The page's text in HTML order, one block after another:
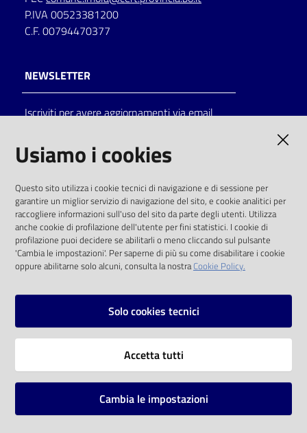
Catalogo
on line
Eventi
Chiedi al
bibliotecario
P.IVA 00523381200
C.F. 00794470377
NEWSLETTER
Iscriviti per avere aggiornamenti via email
solo alle condizioni previste dalla direttiva
comunitaria 2003/98/CE e dal d.lgs. 36/2006
SOCIAL
Instagram
Vai alla pagina
Mappa del sito
Usiamo i cookies
Questo sito utilizza i cookie tecnici di navigazione e di sessione per
garantire un miglior servizio di navigazione del sito, e cookie analitici per
raccogliere informazioni sull'uso del sito da parte degli utenti. Utilizza
anche cookie di profilazione dell'utente per fini statistici. I cookie di
profilazione puoi decidere se abilitarli o meno cliccando sul pulsante
'Cambia le impostazioni'. Per saperne di più su come disabilitare i cookie
oppure abilitarne solo alcuni, consulta la nostraCookie Policy.
Solo cookies tecnici
Accetta tutti
Cambia le impostazioni